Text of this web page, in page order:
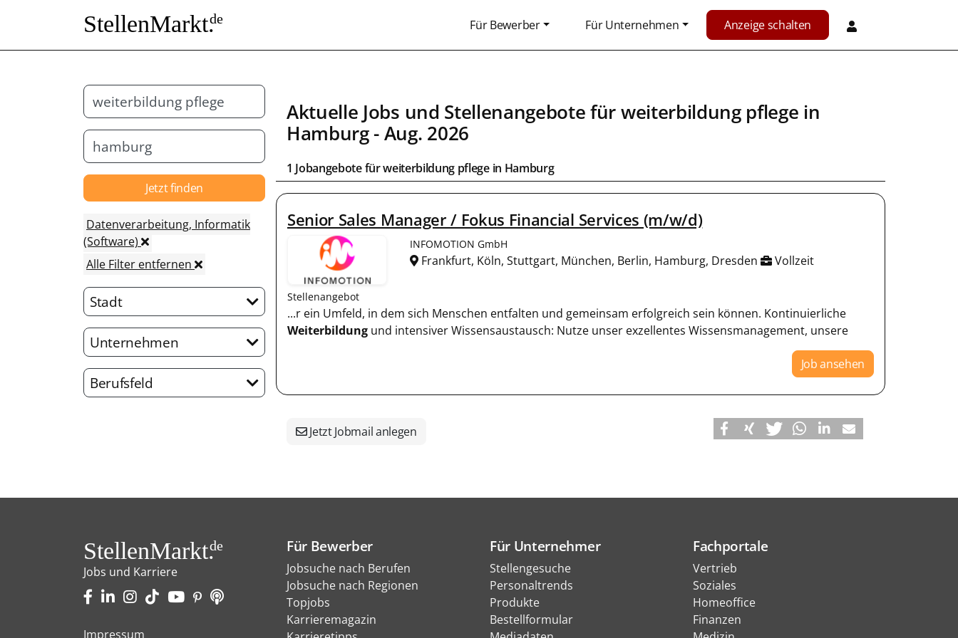
StellenMarkt.de Für Bewerber Für Unternehmen Anzeige schalten
Jetzt finden
Datenverarbeitung, Informatik
(Software)
Alle Filter entfernen
Stadt
Unternehmen
Berufsfeld
Aktuelle Jobs und Stellenangebote für weiterbildung pflege in
Hamburg- Aug. 2026
1 Jobangebote für weiterbildung pflege in Hamburg
Senior Sales Manager / Fokus Financial Services (m/w/d)
INFOMOTION GmbH
Frankfurt, Köln, Stuttgart, München, Berlin, Hamburg, Dresden Vollzeit
Stellenangebot
...r ein Umfeld, in dem sich Menschen entfalten und gemeinsam erfolgreich sein können. Kontinuierliche
Weiterbildung und intensiver Wissensaustausch: Nutze unser exzellentes Wissensmanagement, unsere
Job ansehen
Jetzt Jobmail anlegen
StellenMarkt.de
Jobs und Karriere
Impressum
Für Bewerber
Jobsuche nach Berufen
Jobsuche nach Regionen
Topjobs
Karrieremagazin
Für Unternehmer
Stellengesuche
Personaltrends
Produkte
Bestellformular
Fachportale
Vertrieb
Soziales
Homeoffice
Finanzen